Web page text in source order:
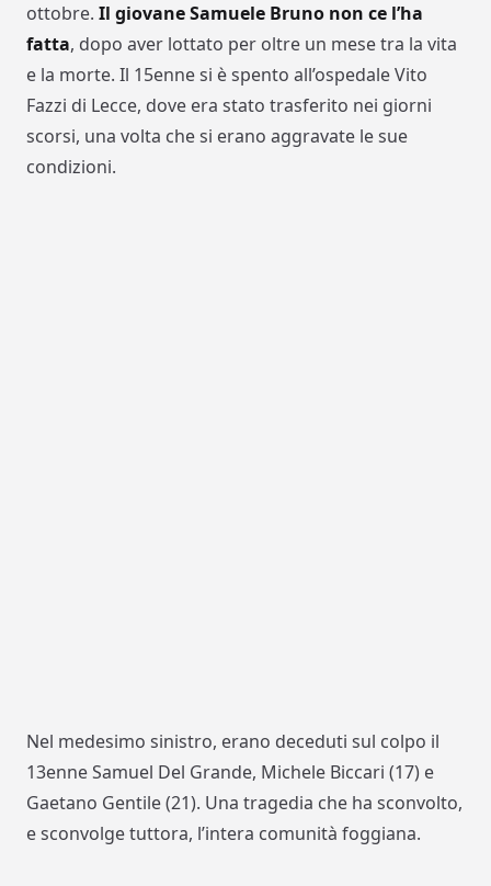
ottobre. Il giovane Samuele Bruno non ce l’ha
fatta, dopo aver lottato per oltre un mese tra la vita
e la morte. Il 15enne si è spento all’ospedale Vito
Fazzi di Lecce, dove era stato trasferito nei giorni
scorsi, una volta che si erano aggravate le sue
condizioni.
Nel medesimo sinistro, erano deceduti sul colpo il
13enne Samuel Del Grande, Michele Biccari (17) e
Gaetano Gentile (21). Una tragedia che ha sconvolto,
e sconvolge tuttora, l’intera comunità foggiana.